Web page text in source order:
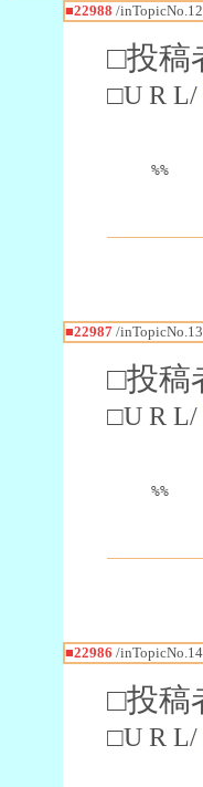
■22988 /
□投稿
□U R L/
%%
■22987/
□投稿
□U R L/
%%
■22986 /
□投稿
□U R L/